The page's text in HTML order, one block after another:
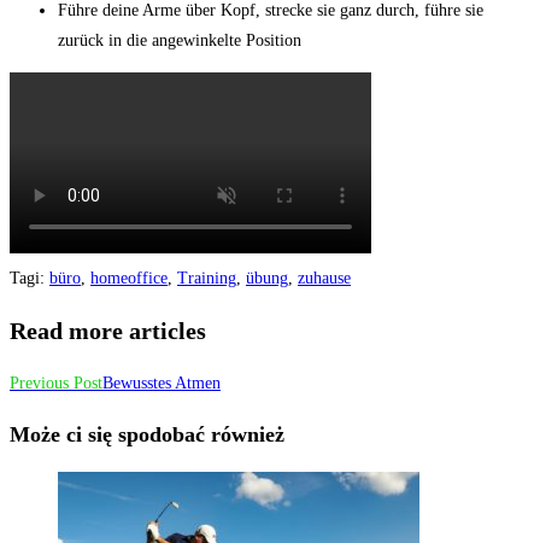
Führe deine Arme über Kopf, strecke sie ganz durch, führe sie
zurück in die angewinkelte Position
Tagi: büro, homeoffice, Training, übung, zuhause
Read more articles
Previous PostBewusstes Atmen
Może ci się spodobać również